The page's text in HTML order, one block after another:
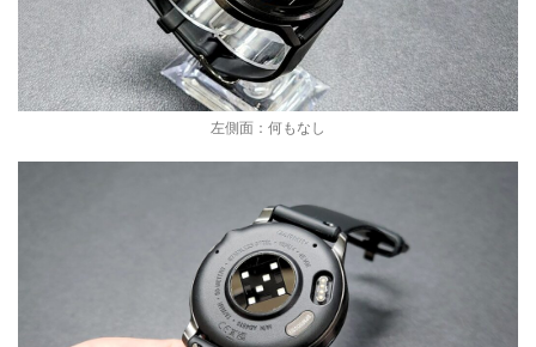
左側面：何もなし